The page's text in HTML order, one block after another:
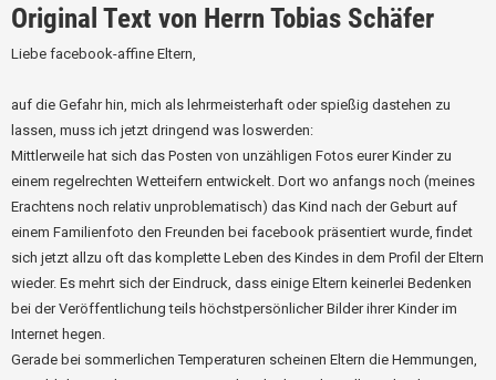
Original Text von Herrn Tobias Schäfer
Liebe facebook-affine Eltern,
auf die Gefahr hin, mich als lehrmeisterhaft oder spießig dastehen zu
lassen, muss ich jetzt dringend was loswerden:
Mittlerweile hat sich das Posten von unzähligen Fotos eurer Kinder zu
einem regelrechten Wetteifern entwickelt. Dort wo anfangs noch (meines
Erachtens noch relativ unproblematisch) das Kind nach der Geburt auf
einem Familienfoto den Freunden bei facebook präsentiert wurde, findet
sich jetzt allzu oft das komplette Leben des Kindes in dem Profil der Eltern
wieder. Es mehrt sich der Eindruck, dass einige Eltern keinerlei Bedenken
bei der Veröffentlichung teils höchstpersönlicher Bilder ihrer Kinder im
Internet hegen.
Gerade bei sommerlichen Temperaturen scheinen Eltern die Hemmungen,